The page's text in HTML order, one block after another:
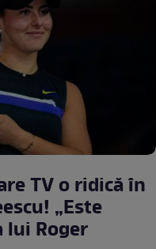
TV o ridică în
„Este
Roger